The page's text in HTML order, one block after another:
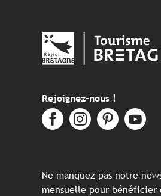
Rejoignez-nous !
Ne manquez pas notre
mensuelle pour bénéficier